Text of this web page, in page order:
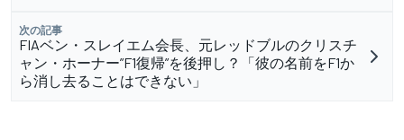
次の記事
FIAベン・スレイエム会長、元レッドブルのクリスチ
ャン・ホーナー”F1復帰”を後押し？「彼の名前をF1か
ら消し去ることはできない」